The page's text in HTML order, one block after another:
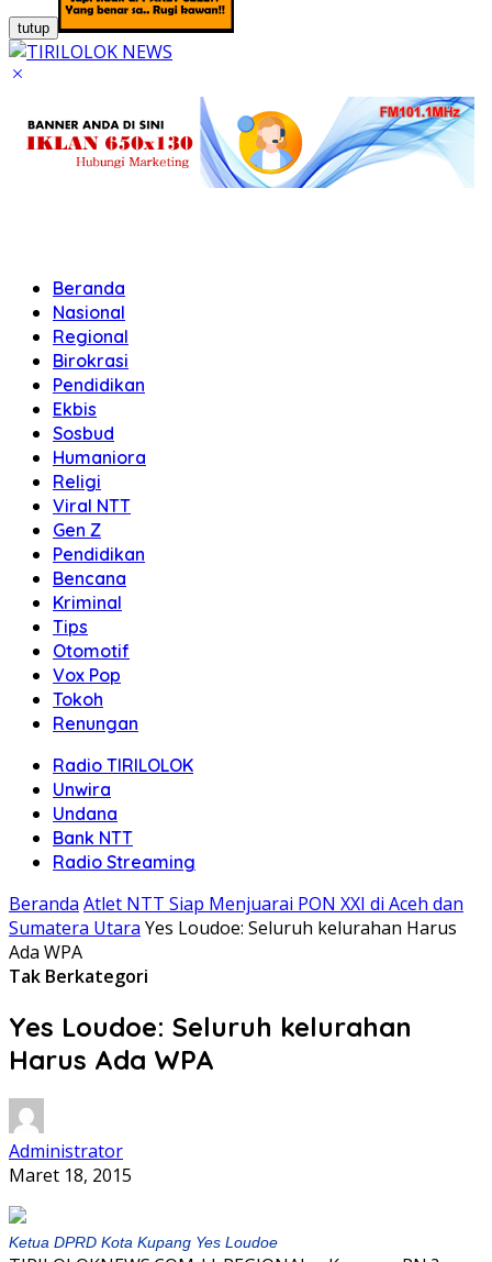
tutup
Beranda
Nasional
Regional
Birokrasi
Pendidikan
Ekbis
Sosbud
Humaniora
Religi
Viral NTT
Gen Z
Pendidikan
Bencana
Kriminal
Tips
Otomotif
Vox Pop
Tokoh
Renungan
Radio TIRILOLOK
Unwira
Undana
Bank NTT
Radio Streaming
Beranda Atlet NTT Siap Menjuarai PON XXI di Aceh dan
Sumatera Utara Yes Loudoe: Seluruh kelurahan Harus
Ada WPA
Tak Berkategori
Yes Loudoe: Seluruh kelurahan
Harus Ada WPA
Administrator
Maret 18, 2015
Ketua DPRD Kota Kupang Yes Loudoe